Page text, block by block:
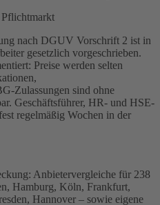
Pflichtmarkt
nach DGUV Vorschrift 2 ist in
gesetzlich vorgeschrieben.
Preise werden selten
Zulassungen sind ohne
Geschäftsführer, HR- und HSE-
regelmäßig Wochen in der
Anbietervergleiche für 238
Hamburg, Köln, Frankfurt,
Hannover – sowie eigene